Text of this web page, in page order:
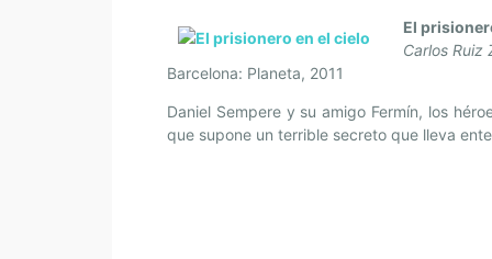
El
Carlos Ruiz
Barcelona: Planeta, 2011
Daniel Sempere y su amigo Fermín, los
que supone un terrible secreto que lleva